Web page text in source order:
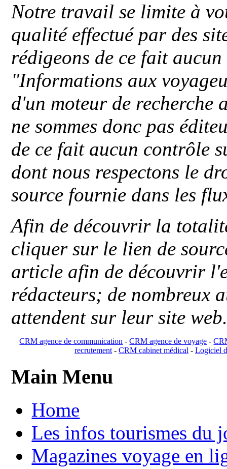
Notre travail se limite à
qualité effectué par des
rédigeons de ce fait
"Informations aux
d'un moteur de recherche
ne sommes donc pas
de ce fait aucun contrôle
dont nous respectons le
source fournie dans les
Afin de découvrir la
cliquer sur le lien de
article afin de découvrir
rédacteurs; de nombreux
attendent sur leur site
CRM agence de communication -CRM agence de voyage -
recrutement- CRM cabinet médical - Logiciel
Main Menu
Home
Les infos tourismes du
Magazines voyage en